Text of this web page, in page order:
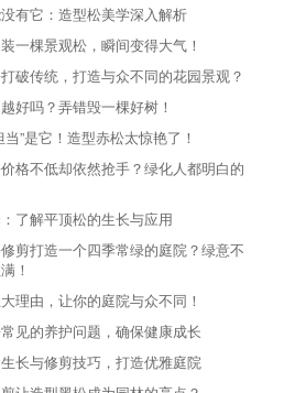
有它：造型松美学深入解析
一棵景观松，瞬间变得大气！
破传统，打造与众不同的花园景观？
好吗？弄错毁一棵好树！
”是它！造型赤松太惊艳了！
格不低却依然抢手？绿化人都明白的
了解平顶松的生长与应用
剪打造一个四季常绿的庭院？绿意不
！
理由，让你的庭院与众不同！
见的养护问题，确保健康成长
长与修剪技巧，打造优雅庭院